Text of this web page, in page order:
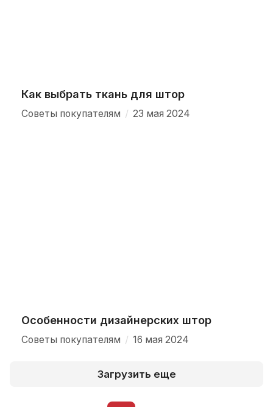
Как выбрать ткань для штор
Советы покупателям / 23 мая 2024
Особенности дизайнерских штор
Советы покупателям / 16 мая 2024
Загрузить еще